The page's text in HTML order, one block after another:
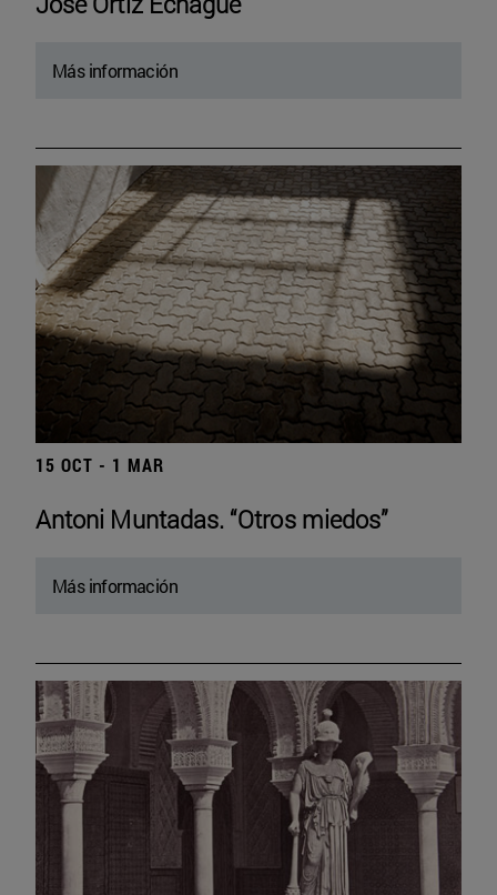
Más información
15 OCT - 1 MAR
Antoni Muntadas. “Otros miedos”
Más información